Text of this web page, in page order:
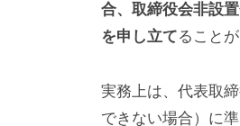
合、取締役会非設
を申し立てること
実務上は、代表取
できない場合）に